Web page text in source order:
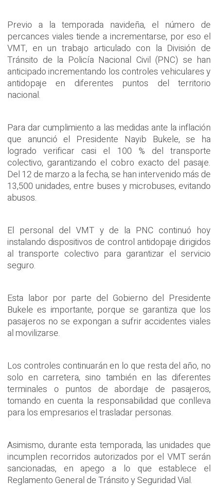
Previo a la temporada navideña, el número de
percances viales tiende a incrementarse, por eso el
VMT, en un trabajo articulado con la División de
Tránsito de la Policía Nacional Civil (PNC) se han
anticipado incrementando los controles vehiculares y
antidopaje en diferentes puntos del territorio
nacional.
Para dar cumplimiento a las medidas ante la inflación
que anunció el Presidente Nayib Bukele, se ha
logrado verificar casi el 100 % del transporte
colectivo, garantizando el cobro exacto del pasaje.
Del 12 de marzo a la fecha, se han intervenido más de
13,500 unidades, entre buses y microbuses, evitando
abusos.
El personal del VMT y de la PNC continuó hoy
instalando dispositivos de control antidopaje dirigidos
al transporte colectivo para garantizar el servicio
seguro.
Esta labor por parte del Gobierno del Presidente
Bukele es importante, porque se garantiza que los
pasajeros no se expongan a sufrir accidentes viales
al movilizarse.
Los controles continuarán en lo que resta del año, no
solo en carretera, sino también en las diferentes
terminales o puntos de abordaje de pasajeros,
tomando en cuenta la responsabilidad que conlleva
para los empresarios el trasladar personas.
Asimismo, durante esta temporada, las unidades que
incumplen recorridos autorizados por el VMT serán
sancionadas, en apego a lo que establece el
Reglamento General de Tránsito y Seguridad Vial.